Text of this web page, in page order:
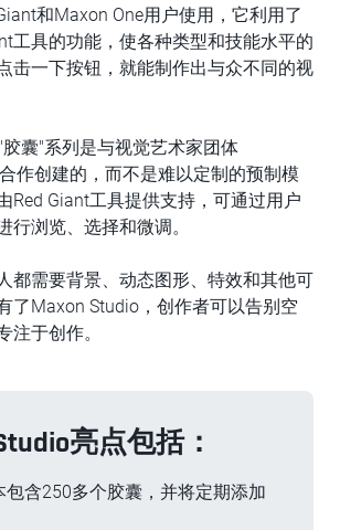
和Maxon One用户使用，它利用了
工具的功能，使各种类型和技能水平的
击一下按钮，就能制作出与众不同的视
囊"系列是与视觉艺术家团体
作创建的，而不是难以定制的预制模
Red Giant工具提供支持，可通过用户
行浏览、选择和微调。
都需要背景、动态图形、特效和其他可
了Maxon Studio，创作者可以告别空
注于创作。
亮点包括：
包含250多个胶囊，并将定期添加